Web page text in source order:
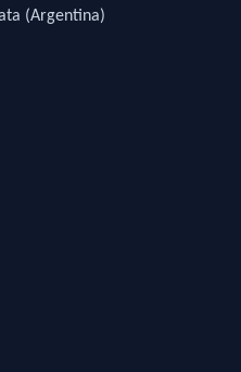
(Argentina)